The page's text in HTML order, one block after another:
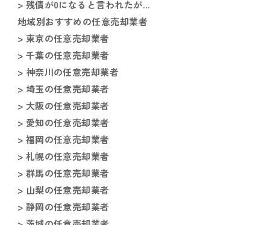
> 残債が0になると言われたが…
地域別おすすめの任意売却業者
> 東京の任意売却業者
> 千葉の任意売却業者
> 神奈川の任意売却業者
> 埼玉の任意売却業者
> 大阪の任意売却業者
> 愛知の任意売却業者
> 福岡の任意売却業者
> 札幌の任意売却業者
> 群馬の任意売却業者
> 山梨の任意売却業者
> 静岡の任意売却業者